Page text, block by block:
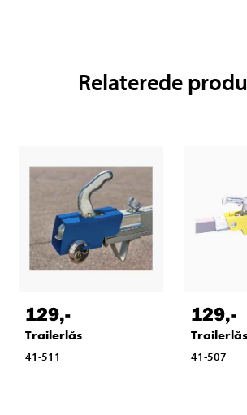
Relaterede
129,-
Trailerlås
41-511
129,-
Trailerlås
41-507